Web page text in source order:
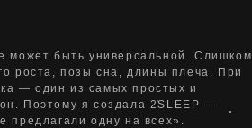
может быть универсальной. Слишком
роста, позы сна, длины плеча. При
— один из самых простых и
Поэтому я создала 2SLEEP —
предлагали одну на всех».